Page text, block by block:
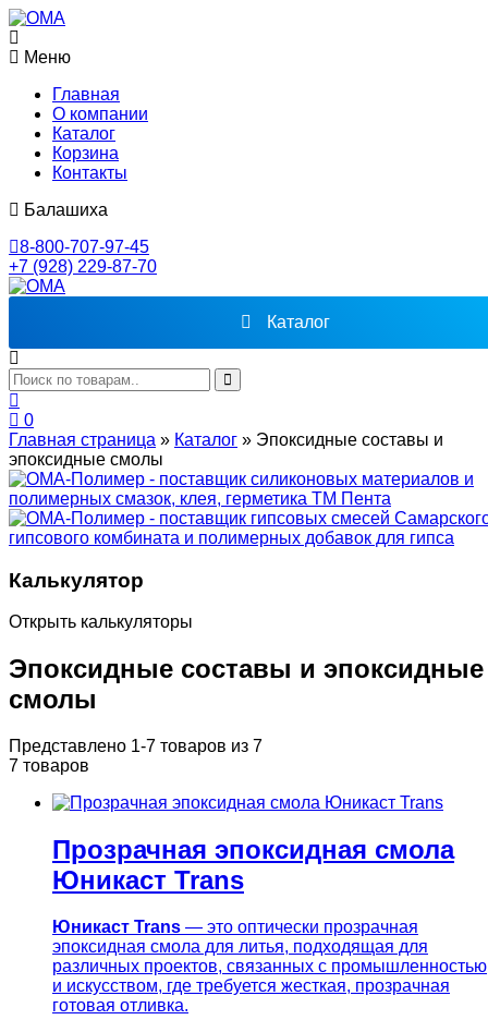
Меню
Главная
О компании
Каталог
Корзина
Контакты
Балашиха
8-800-707-97-45
+7 (928) 229-87-70
Каталог
0
Главная страница » Каталог » Эпоксидные составы и
эпоксидные смолы
Калькулятор
Открыть калькуляторы
Эпоксидные составы и эпоксидные
смолы
Представлено 1-7 товаров из 7
7 товаров
Прозрачная эпоксидная смола
Юникаст Trans
Юникаст Trans — это оптически прозрачная
эпоксидная смола для литья, подходящая для
различных проектов, связанных с промышленностью
и искусством, где требуется жесткая, прозрачная
готовая отливка.